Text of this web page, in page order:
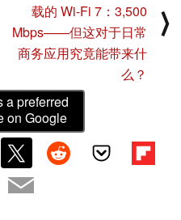
载的 Wi-Fi 7：3,500
Mbps——但这对于日常
商务应用究竟能带来什
么？
⟩
a preferred
on Google